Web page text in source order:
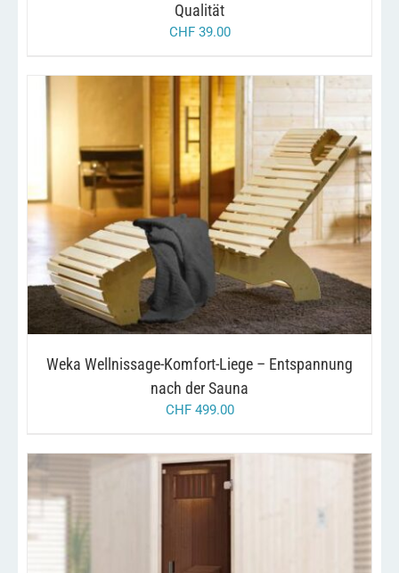
WERDEN
Qualität
CHF39.00
IN DEN WARENKORB / DETAILS
Weka Wellnissage-Komfort-Liege – Entspannung
nach der Sauna
CHF499.00